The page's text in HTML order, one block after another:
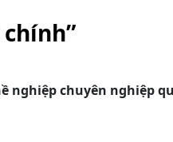
chuyên nghiệp